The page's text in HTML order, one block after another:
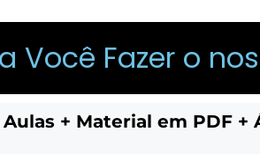
Você Fazer o
+ Material em PDF +